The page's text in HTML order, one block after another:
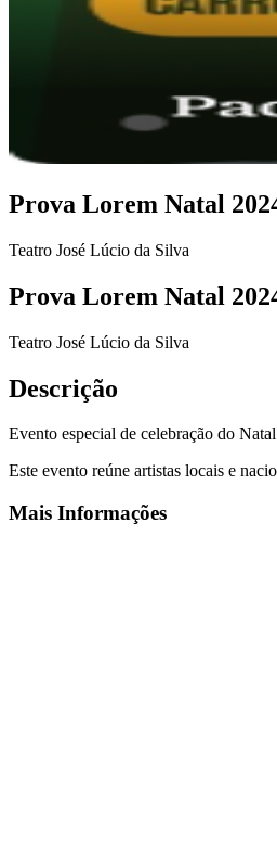
Prova Lorem Natal
Teatro José Lúcio da Silva
Prova Lorem Natal
Teatro José Lúcio da Silva
Descrição
Evento especial de celebração do
Este evento reúne artistas locais e
Mais Informações